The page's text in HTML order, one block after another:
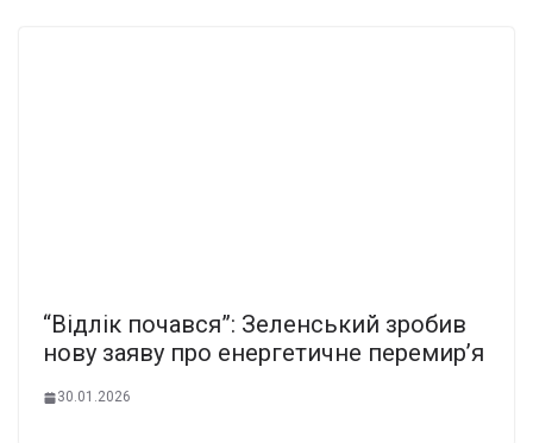
“Відлік почався”: Зеленський зробив
нову заяву про енергетичне перемир’я
30.01.2026